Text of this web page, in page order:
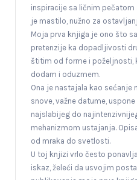
inspiracije sa ličnim pečatom
je mastilo, nužno za
Moja prva knjiga je ono što
pretenzije ka dopadljivosti
štitim od forme i poželjnosti,
dodam i oduzmem.
Ona je nastajala kao
snove, važne datume,
najslabijeg do
mehanizmom ustajanja.
od mraka do svetlosti.
U toj knjizi vrlo često
iskaz, želeći da usvojim